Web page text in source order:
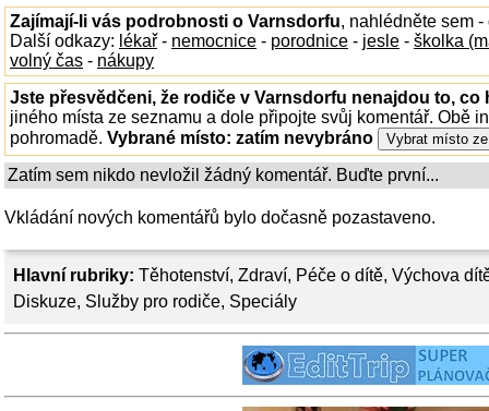
Hlavní rubriky: Těhotenství, Zdraví, Péče o dítě, Výchova
Diskuze, Služby pro rodiče, Speciály
Zajímají-li vás podrobnosti o Varnsdorfu, nahlédněte sem
Další odkazy: lékař - nemocnice - porodnice - jesle - školka
volný čas - nákupy
Jste přesvědčeni, že rodiče v Varnsdorfu nenajdou to, co
jiného místa ze seznamu a dole připojte svůj komentář. Obě
pohromadě. Vybrané místo: zatím nevybráno
Zatím sem nikdo nevložil žádný komentář. Buďte první...
Vkládání nových komentářů bylo dočasně pozastaveno.